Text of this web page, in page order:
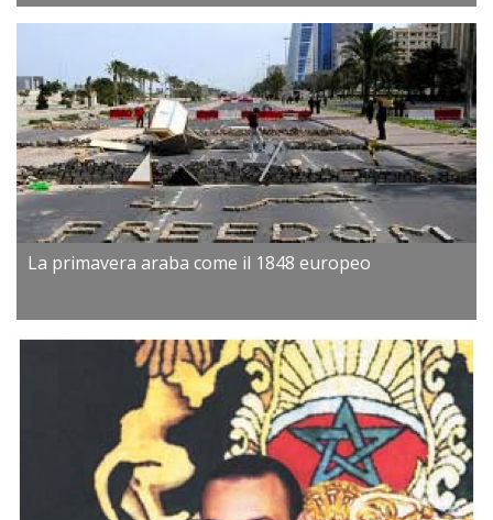
La primavera araba come il 1848 europeo